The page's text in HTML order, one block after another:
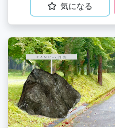
気になる